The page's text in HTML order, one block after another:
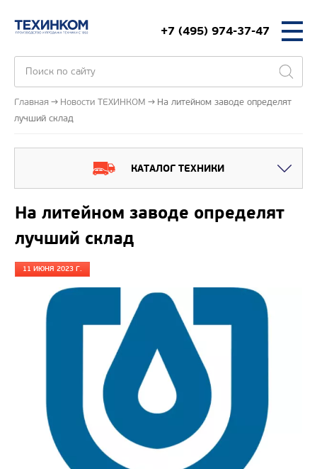
+7 (495) 974-37-47
Главная Новости ТЕХИНКОМ
На литейном заводе определят
лучший склад
КАТАЛОГ ТЕХНИКИ
На литейном заводе определят
лучший склад
11 ИЮНЯ 2023 Г.